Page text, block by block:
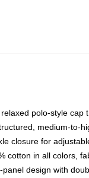
polo-style cap
medium-to-
closure for
cotton in all colors,
panel design with